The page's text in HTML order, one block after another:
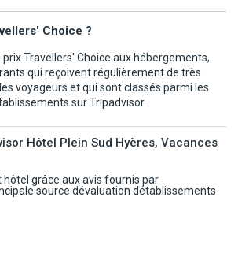
est tenu de reconfirmer son vol retour
ou sur sa convocation ou auprés de notre
horaires de retour définitifs vous seront
représentant local dans les 48 heures
utilisées ont toutes reçu les
par les autorités compétentes de l'aviation
de visa, de carte touristique et en général
le pays de destination sont toujours à la
du prix du vol, du séjour ou du circuit déjà
classement touristique des modes
Choice ?
Travellers' Choice aux hébergements,
qui reçoivent régulièrement de très
voyageurs et qui sont classés parmi les
sur Tripadvisor.
Hôtel Plein Sud Hyères, Vacances
hôtel grâce aux avis fournis par
source dévaluation détablissements